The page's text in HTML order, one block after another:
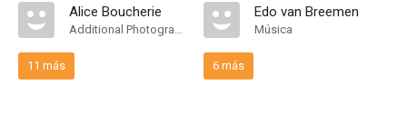
Alice Boucherie
Additional Photography
11 más
Edo van Breemen
Música
6 más